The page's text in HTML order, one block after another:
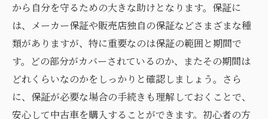
から自分を守るための大きな助けとなります。保証に
は、メーカー保証や販売店独自の保証などさまざまな種
類がありますが、特に重要なのは保証の範囲と期間で
す。どの部分がカバーされているのか、またその期間は
どれくらいなのかをしっかりと確認しましょう。さら
に、保証が必要な場合の手続きも理解しておくことで、
安心して中古車を購入することができます。初心者の方